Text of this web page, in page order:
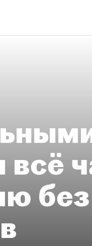
всё
без